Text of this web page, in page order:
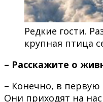
Редкие гости.
крупная птица
– Расскажите о
– Конечно, в
Они приходят на